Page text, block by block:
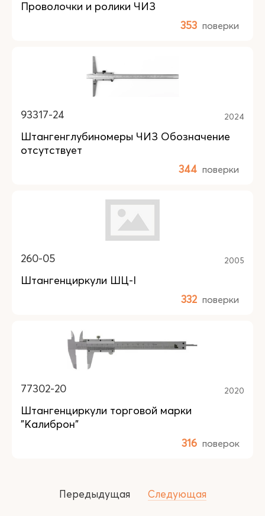
Проволочки и ролики ЧИЗ
353 поверки
93317-24 2024
Штангенглубиномеры ЧИЗ Обозначение
отсутствует
344 поверки
260-05 2005
Штангенциркули ШЦ-I
332 поверки
77302-20 2020
Штангенциркули торговой марки
"Калиброн"
316 поверок
Передыдущая Следующая